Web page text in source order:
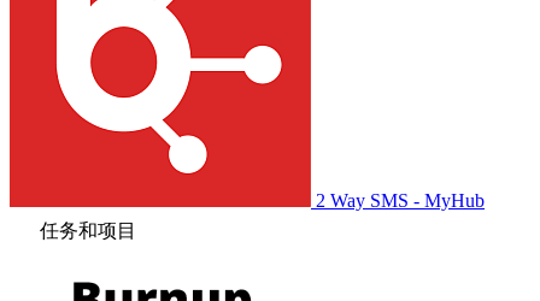
2 Way SMS - MyHub
任务和项目